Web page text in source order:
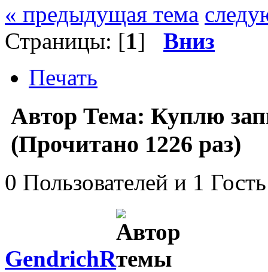
« предыдущая тема
Страницы: [1] Вниз
Печать
Автор Тема: Куплю
(Прочитано 1226 раз)
0 Пользователей и 1
GendrichR